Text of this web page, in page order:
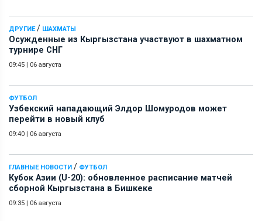
ДРУГИЕ/ ШАХМАТЫ
Осужденные из Кыргызстана участвуют в шахматном
турнире СНГ
09:45 | 06 августа
ФУТБОЛ
Узбекский нападающий Элдор Шомуродов может
перейти в новый клуб
09:40 | 06 августа
ГЛАВНЫЕ НОВОСТИ / ФУТБОЛ
Кубок Азии (U-20): обновленное расписание матчей
сборной Кыргызстана в Бишкеке
09:35 | 06 августа